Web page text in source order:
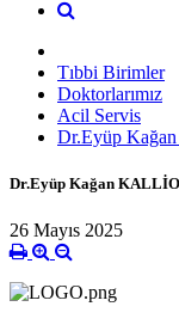
Tıbbi Birimler
Doktorlarımız
Acil Servis
Dr.Eyüp
Dr.Eyüp Kağan
26 Mayıs 2025